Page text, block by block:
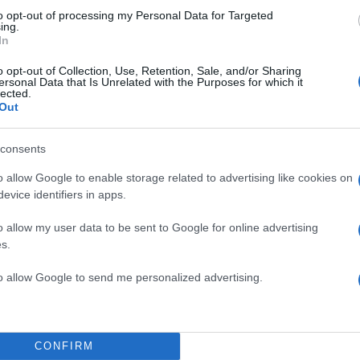
opt-out of processing my Personal Data for Targeted
opt-out of Collection, Use, Retention, Sale, and/or Sharing
Data that Is Unrelated with the Purposes for which it
allow Google to enable storage related to advertising like cookies on
identifiers in apps.
allow my user data to be sent to Google for online advertising
allow Google to send me personalized advertising.
CONFIRM
2000 /
Υποβολή σχολίου